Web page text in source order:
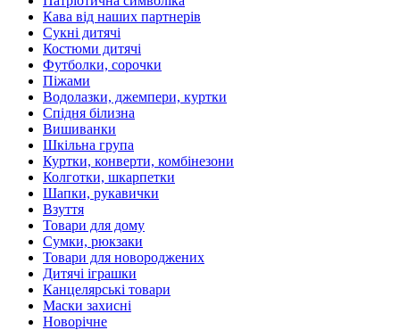
Кава від наших партнерів
Сукні дитячі
Костюми дитячі
Футболки, сорочки
Піжами
Водолазки, джемпери, куртки
Спідня білизна
Вишиванки
Шкільна група
Куртки, конверти, комбінезони
Колготки, шкарпетки
Шапки, рукавички
Взуття
Товари для дому
Сумки, рюкзаки
Товари для новороджених
Дитячі іграшки
Канцелярські товари
Маски захисні
Новорічне